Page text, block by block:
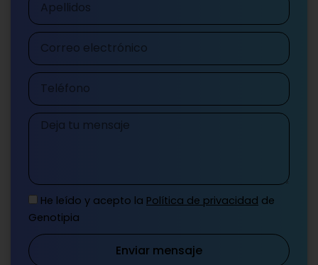
Correo
electrónico
Teléfono
Mensaje
He leído y acepto la Política de privacidad de
Genotipia
Enviar mensaje